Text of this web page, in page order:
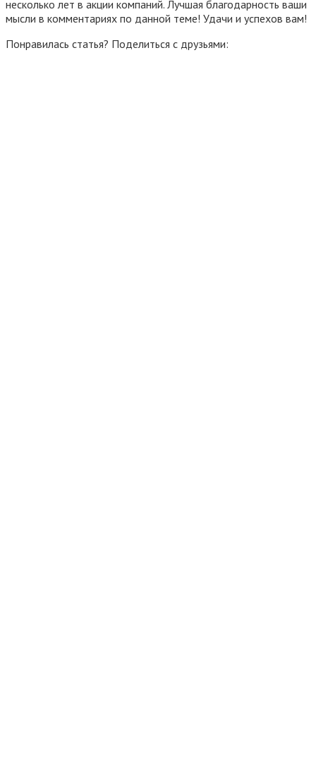
несколько лет в акции компаний. Лучшая благодарность ваши
мысли в комментариях по данной теме! Удачи и успехов вам!
Понравилась статья? Поделиться с друзьями: